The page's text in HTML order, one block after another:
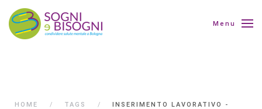
Menu
HOME TAGS
INSERIMENTO LAVORATIVO -